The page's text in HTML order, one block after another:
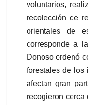
voluntarios,
recolección de
orientales de
corresponde a
Donoso ordenó
forestales de los
afectan gran
recogieron cerca